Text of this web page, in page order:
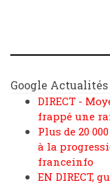
Google Actualités
DIRECT -
frappé une
Plus de 20
à la
franceinfo
EN DIRECT,